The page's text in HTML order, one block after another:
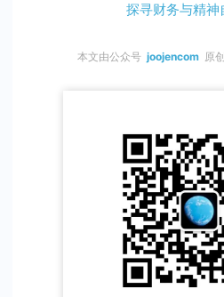
探寻财务与精神
本文由公众号 joojencom原创